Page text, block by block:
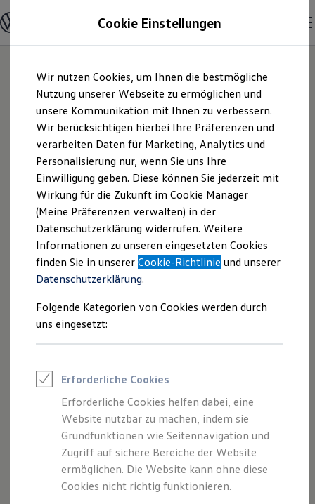
Hauptinhalt
springen
Footer
springen
Modelle und Konfigurator
Konfigurator
Modelle vergleichen
Elektroautos
ENERGY Sondermodelle
Nutzfahrzeuge
SUV und CUV
Familienautos
Kombis
Kompaktwagen
Sportwagen
Schnell verfügbare Fahrzeuge
Angebote und Produkte
Aktuelle Angebote
E-Auto-Förderung
Volkswagen Marktplatz
Die ENERGY Sondermodelle
Junge Gebrauchtwagen und Gebrauchtwagen
Volkswagen Zertifizierte Gebrauchtwagen
Elektromobilität bei Gebrauchtwagen
Saisonangebote
Reifenpakete
Leasing
Leasing-Angebote
Elektroauto Leasing
Kleinwagen-Leasing
Leasing ohne Anzahlung
Finanzierung
Autokredit mit Schlussrate
Versicherungen und Garantien
Kfz-Versicherung
Restschuldversicherungen
Garantien
Szanto Automobile |
Impressum &
Rechtliches
Hier finden Sie Informationen über uns
(Szanto Automobile) als
verantwortlichen Anbieter von Inhalten
und Angeboten, die auf dieser Website
speziell aufgeführt sind.
Impressum
Datenschutzerklärung
Impressum
Alle Rechte vorbehalten. Text, Bilder, Grafiken, Sound,
Cookie Einstellungen
Wir nutzen Cookies, um Ihnen die bestmögliche
Nutzung unserer Webseite zu ermöglichen und
unsere Kommunikation mit Ihnen zu verbessern.
Wir berücksichtigen hierbei Ihre Präferenzen und
verarbeiten Daten für Marketing, Analytics und
Personalisierung nur, wenn Sie uns Ihre
Einwilligung geben. Diese können Sie jederzeit mit
Wirkung für die Zukunft im Cookie Manager
(Meine Präferenzen verwalten) in der
Datenschutzerklärung widerrufen. Weitere
Informationen zu unseren eingesetzten Cookies
finden Sie in unsererCookie-Richtlinie und unserer
Datenschutzerklärung.
Folgende Kategorien von Cookies werden durch
uns eingesetzt:
Erforderliche Cookies
Erforderliche Cookies helfen dabei, eine
Website nutzbar zu machen, indem sie
Grundfunktionen wie Seitennavigation und
Zugriff auf sichere Bereiche der Website
ermöglichen. Die Website kann ohne diese
Cookies nicht richtig funktionieren.